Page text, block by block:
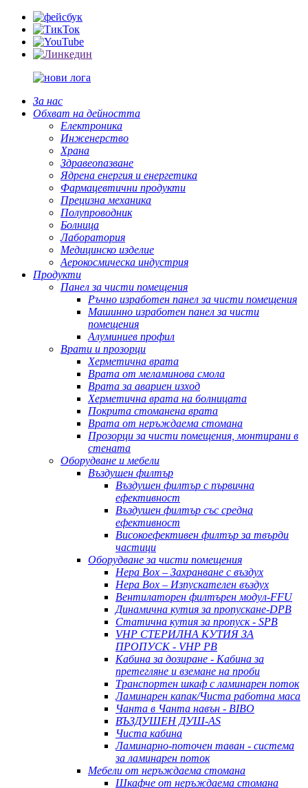
За нас
Обхват на дейността
Електроника
Инженерство
Храна
Здравеопазване
Ядрена енергия и енергетика
Фармацевтични продукти
Прецизна механика
Полупроводник
Болница
Лаборатория
Медицинско изделие
Аерокосмическа индустрия
Продукти
Панел за чисти помещения
Ръчно изработен панел за чисти помещения
Машинно изработен панел за чисти
помещения
Алуминиев профил
Врати и прозорци
Херметична врата
Врата от меламинова смола
Врата за авариен изход
Херметична врата на болницата
Покрита стоманена врата
Врата от неръждаема стомана
Прозорци за чисти помещения, монтирани в
стената
Оборудване и мебели
Въздушен филтър
Въздушен филтър с първична
ефективност
Въздушен филтър със средна
ефективност
Високоефективен филтър за твърди
частици
Оборудване за чисти помещения
Hepa Box – Захранване с въздух
Hepa Box – Изпускателен въздух
Вентилаторен филтърен модул-FFU
Динамична кутия за пропускане-DPB
Статична кутия за пропуск - SPB
VHP СТЕРИЛНА КУТИЯ ЗА
ПРОПУСК - VHP PB
Кабина за дозиране - Кабина за
претегляне и вземане на проби
Транспортен шкаф с ламинарен поток
Ламинарен капак/Чиста работна маса
Чанта в Чанта навън - BIBO
ВЪЗДУШЕН ДУШ-AS
Чиста кабина
Ламинарно-поточен таван - система
за ламинарен поток
Мебели от неръждаема стомана
Шкафче от неръждаема стомана